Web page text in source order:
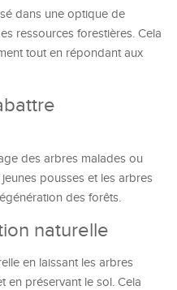
dans une optique de
ressources forestières. Cela
tout en répondant aux
des arbres malades ou
pousses et les arbres
des forêts.
naturelle
en laissant les arbres
en préservant le sol. Cela